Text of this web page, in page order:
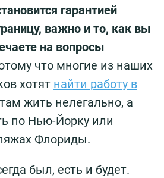
гарантией
важно и то, как вы
на вопросы
что многие из наших
хотят найти работу в
жить нелегально, а
по Нью-Йорку или
Флориды.
был, есть и будет.